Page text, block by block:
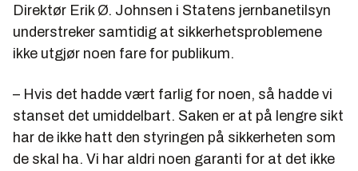
Direktør Erik Ø. Johnsen i Statens jernbanetilsyn
understreker samtidig at sikkerhetsproblemene
ikke utgjør noen fare for publikum.
– Hvis det hadde vært farlig for noen, så hadde vi
stanset det umiddelbart. Saken er at på lengre sikt
har de ikke hatt den styringen på sikkerheten som
de skal ha. Vi har aldri noen garanti for at det ikke